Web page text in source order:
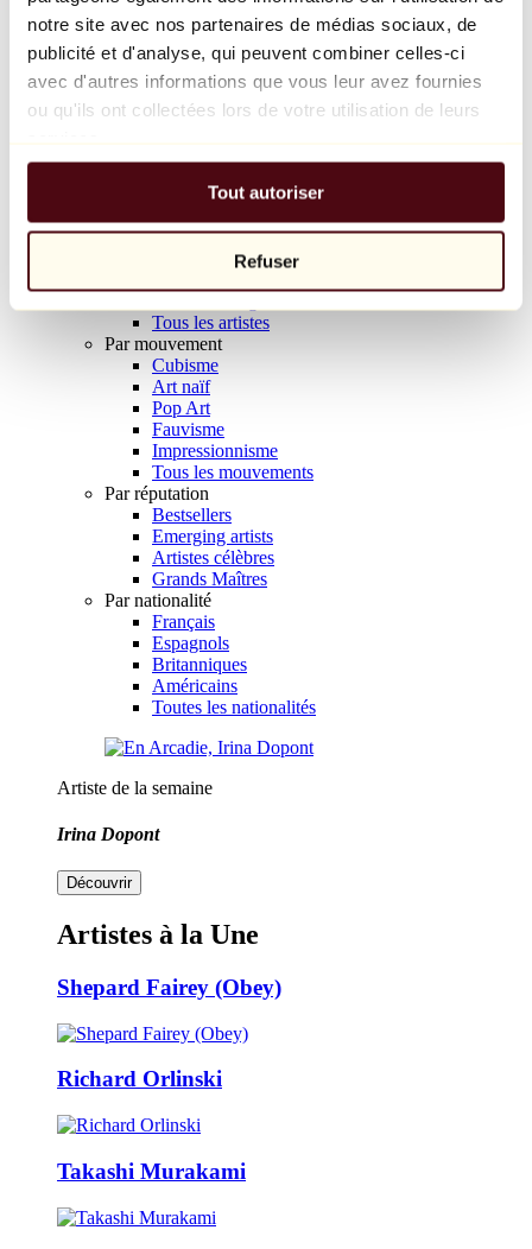
notre site avec nos partenaires de médias sociaux, de
publicité et d'analyse, qui peuvent combiner celles-ci
avec d'autres informations que vous leur avez fournies
ou qu'ils ont collectées lors de votre utilisation de leurs
Tout autoriser
Refuser
Balloon Dog (Orange)
Jeff Koons
10 000 €
Parcourir
Tous les sculpteurs
Tous les photographes
Tous les artistes
Par mouvement
Cubisme
Art naïf
Pop Art
Fauvisme
Impressionnisme
Tous les mouvements
Par réputation
Bestsellers
Emerging artists
Artistes célèbres
Grands Maîtres
Par nationalité
Français
Espagnols
Britanniques
Américains
Toutes les nationalités
Artiste de la semaine
Irina Dopont
Découvrir
Artistes à la Une
Shepard Fairey (Obey)
Richard Orlinski
Takashi Murakami